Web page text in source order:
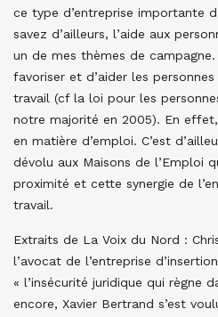
ce type d’entreprise importante
savez d’ailleurs, l’aide aux
un de mes thèmes de
favoriser et d’aider les
travail (cf la loi pour les
notre majorité en 2005). En
en matière d’emploi. C’est
dévolu aux Maisons de l’Emploi
proximité et cette synergie de
travail.
Extraits de La Voix du Nord :
l’avocat de l’entreprise
« l’insécurité juridique qui règne
encore, Xavier Bertrand s’est